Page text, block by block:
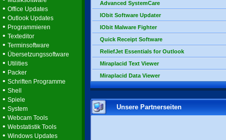
• Office Updates
• Outlook Updates
• Programmieren
• Texteditor
• Terminsoftware
• Übersetzungssoftware
• Utilities
• Packer
• Schriften Programme
• Shell
• Spiele
• System
• Webcam Tools
• Webstatistik Tools
• Windows Updates
Advanced SystemCare
IObit Software Updater
IObit Malware Fighter
Quick Receipt Software
ReliefJet Essentials for Outlook
Miraplacid Text Viewer
Miraplacid Data Viewer
Unsere Partnerseiten